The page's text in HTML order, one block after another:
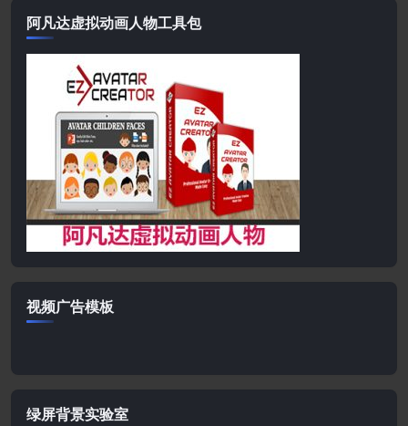
阿凡达虚拟动画人物工具包
视频广告模板
绿屏背景实验室